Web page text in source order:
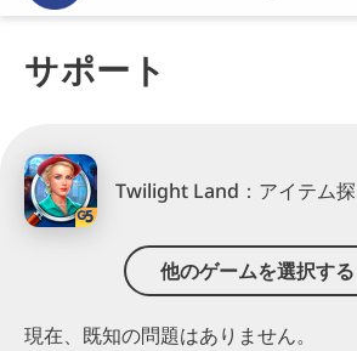
サポート
Twilight Land：アイテム
他のゲームを選択する
現在、既知の問題はありません。